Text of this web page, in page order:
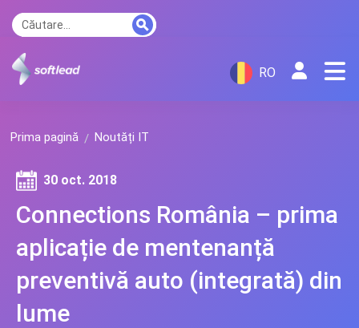
RO
Prima pagină Noutăți IT
Connections România – prima
aplicație de mentenanță
preventivă auto (integrată) din
lume
30 oct. 2018